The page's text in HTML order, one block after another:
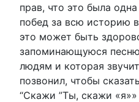
прав, что это была
побед за всю историю
это может быть
запоминающуюся
людям и которая
позвонил, чтобы
“Скажи ”Ты, скажи